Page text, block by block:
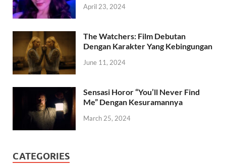
April 23, 2024
The Watchers: Film Debutan
Dengan Karakter Yang Kebingungan
June 11, 2024
Sensasi Horor “You’ll Never Find
Me” Dengan Kesuramannya
March 25, 2024
CATEGORIES